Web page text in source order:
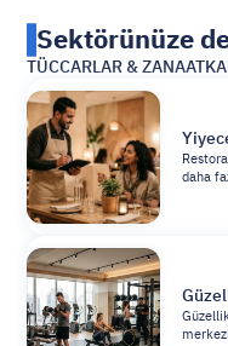
Sektörünüze
TÜCCARLAR &
daha